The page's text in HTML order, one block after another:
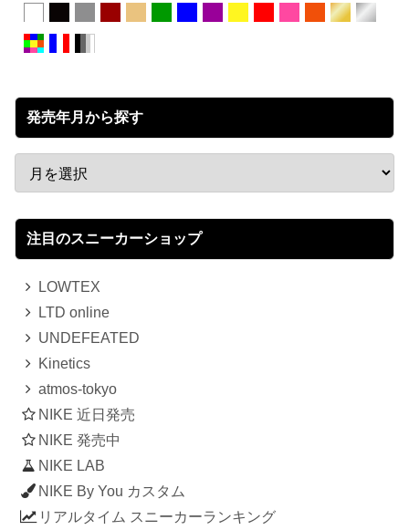
発売年月から探す
注目のスニーカーショップ
LOWTEX
LTD online
UNDEFEATED
Kinetics
atmos-tokyo
NIKE 近日発売
NIKE 発売中
NIKE LAB
NIKE By You カスタム
リアルタイム スニーカーランキング